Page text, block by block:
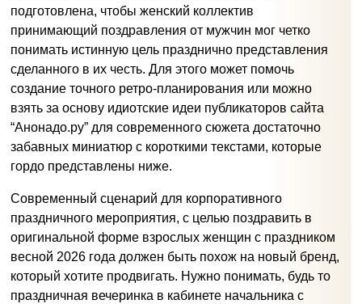
подготовлена, чтобы женский коллектив
принимающий поздравления от мужчин мог четко
понимать истинную цель празднично представления
сделанного в их честь. Для этого может помочь
создание точного ретро-планирования или можно
взять за основу идиотские идеи публикаторов сайта
“Анонадо.ру” для современного сюжета достаточно
забавных миниатюр с короткими текстами, которые
гордо представлены ниже.
Современный сценарий для корпоративного
праздничного мероприятия, с целью поздравить в
оригинальной форме взрослых женщин с праздником
весной 2026 года должен быть похож на новый бренд,
который хотите продвигать. Нужно понимать, будь то
праздничная вечеринка в кабинете начальника с